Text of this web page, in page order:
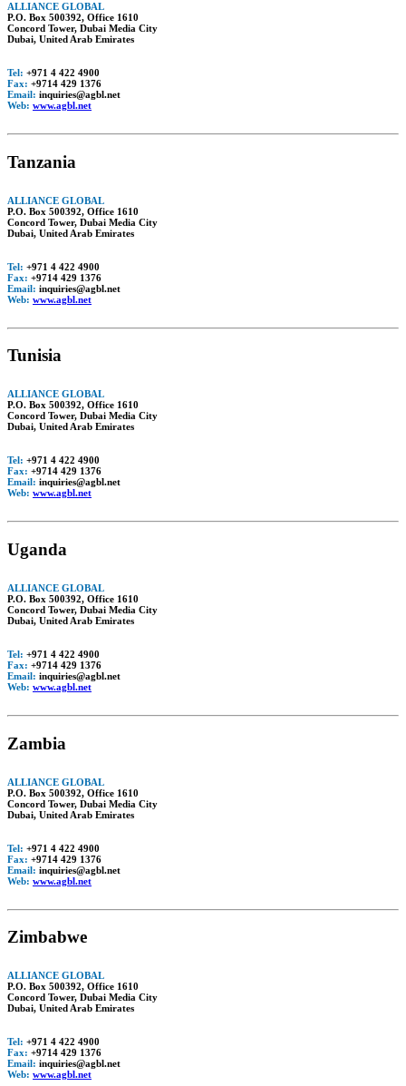
ALLIANCE GLOBAL
P.O. Box 500392, Office 1610
Concord Tower, Dubai Media City
Dubai, United Arab Emirates
Tel: +971 4 422 4900
Fax: +9714 429 1376
Email: inquiries@agbl.net
Web: www.agbl.net
Tanzania
ALLIANCE GLOBAL
P.O. Box 500392, Office 1610
Concord Tower, Dubai Media City
Dubai, United Arab Emirates
Tel: +971 4 422 4900
Fax: +9714 429 1376
Email: inquiries@agbl.net
Web: www.agbl.net
Tunisia
ALLIANCE GLOBAL
P.O. Box 500392, Office 1610
Concord Tower, Dubai Media City
Dubai, United Arab Emirates
Tel: +971 4 422 4900
Fax: +9714 429 1376
Email: inquiries@agbl.net
Web: www.agbl.net
Uganda
ALLIANCE GLOBAL
P.O. Box 500392, Office 1610
Concord Tower, Dubai Media City
Dubai, United Arab Emirates
Tel: +971 4 422 4900
Fax: +9714 429 1376
Email: inquiries@agbl.net
Web: www.agbl.net
Zambia
ALLIANCE GLOBAL
P.O. Box 500392, Office 1610
Concord Tower, Dubai Media City
Dubai, United Arab Emirates
Tel: +971 4 422 4900
Fax: +9714 429 1376
Email: inquiries@agbl.net
Web: www.agbl.net
Zimbabwe
ALLIANCE GLOBAL
P.O. Box 500392, Office 1610
Concord Tower, Dubai Media City
Dubai, United Arab Emirates
Tel: +971 4 422 4900
Fax: +9714 429 1376
Email: inquiries@agbl.net
Web: www.agbl.net